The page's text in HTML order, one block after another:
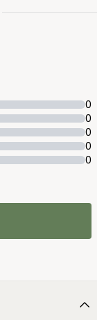
0
0
0
0
0